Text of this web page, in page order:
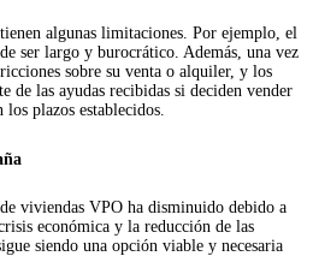
algunas limitaciones. Por ejemplo, el
ser largo y burocrático. Además, una vez
sobre su venta o alquiler, y los
de las ayudas recibidas si deciden vender
plazos establecidos.
viviendas VPO ha disminuido debido a
económica y la reducción de las
siendo una opción viable y necesaria